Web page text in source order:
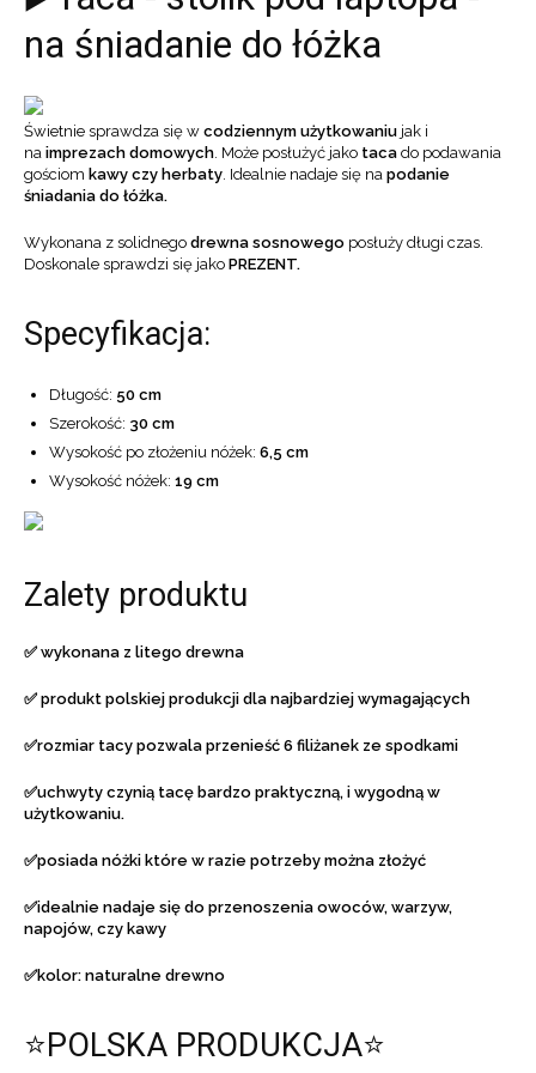
na śniadanie do łóżka
Świetnie sprawdza się w codziennym użytkowaniu jak i
na imprezach domowych. Może posłużyć jako taca do podawania
gościom kawy czy herbaty. Idealnie nadaje się na podanie
śniadania do łóżka.
Wykonana z solidnego drewna sosnowego posłuży długi czas.
Doskonale sprawdzi się jako PREZENT.
Specyfikacja:
Długość: 50 cm
Szerokość: 30 cm
Wysokość po złożeniu nóżek: 6,5 cm
Wysokość nóżek: 19 cm
Zalety produktu
✅ wykonana z litego drewna
✅ produkt polskiej produkcji dla najbardziej wymagających
✅rozmiar tacy pozwala przenieść 6 filiżanek ze spodkami
✅uchwyty czynią tacę bardzo praktyczną, i wygodną w
użytkowaniu.
✅posiada nóżki które w razie potrzeby można złożyć
✅idealnie nadaje się do przenoszenia owoców, warzyw,
napojów, czy kawy
✅kolor: naturalne drewno
⭐POLSKA PRODUKCJA⭐